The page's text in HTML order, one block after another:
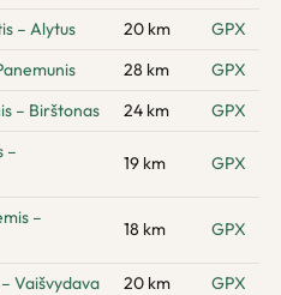
– Alytus
20 km
GPX
28 km
GPX
– Birštonas
24 km
GPX
–
19 km GPX
–
18 km GPX
Vaišvydava 20 km
GPX